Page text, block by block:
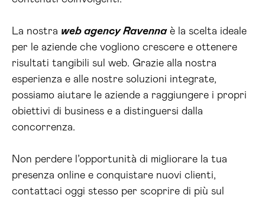
La nostra web agency Ravennaè la scelta ideale
per le aziende che vogliono crescere e ottenere
risultati tangibili sul web. Grazie alla nostra
esperienza e alle nostre soluzioni integrate,
possiamo aiutare le aziende a raggiungere i propri
obiettivi di business e a distinguersi dalla
concorrenza.
Non perdere l’opportunità di migliorare la tua
presenza online e conquistare nuovi clienti,
contattaci oggi stesso per scoprire di più sul